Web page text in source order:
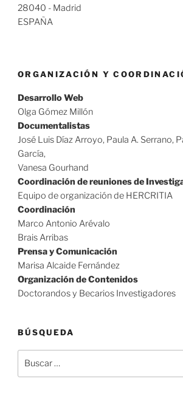
28040 - Madrid
ESPAÑA
ORGANIZACIÓN Y
Desarrollo Web
Olga Gómez Millón
Documentalistas
José Luis Díaz Arroyo, Paula A. Serrano,
García,
Vanesa Gourhand
Coordinación de reuniones de
Equipo de organización de HERCRITIA
Coordinación
Marco Antonio Arévalo
Brais Arribas
Prensa y Comunicación
Marisa Alcaide Fernández
Organización de Contenidos
Doctorandos y Becarios Investigadores
BÚSQUEDA
por: